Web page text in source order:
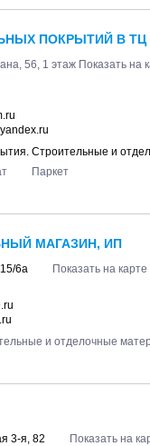
ПОКРЫТИЙ В
56, 1 этаж Показать на
Строительные и
Паркет
МАГАЗИН, ИП
6а
Показать на карте
и отделочные
3-я, 82
Показать на